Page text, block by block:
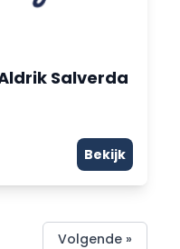
Salverda
Bekijk
Volgende »